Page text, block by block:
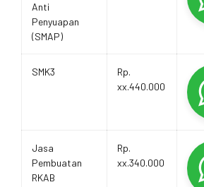
Anti
Penyuapan
(SMAP)
SMK3
Rp.
xx.440.000
Jasa
Pembuatan
RKAB
Rp.
xx.340.000